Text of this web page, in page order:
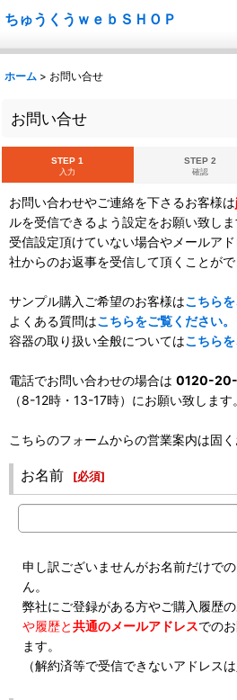
ちゅうくうｗｅｂＳＨＯＰ
ホーム > お問い合せ
お問い合せ
STEP 1
入力
STEP 2
確認
お問い合わせやご連絡を下さるお客様は
ルを受信できるよう設定をお願い致しま
受信設定頂けていない場合やメールア
社からのお返事を受信して頂くことがで
サンプル購入ご希望のお客様はこちらを
よくある質問はこちらをご覧ください。
容器の取り扱い全般についてはこちらを
電話でお問い合わせの場合は 0120-
（8-12時・13-17時）にお願い致します。
こちらのフォームからの営業案内は固く
お名前 [必須]
申し訳ございませんがお名前だけで
ん。
弊社にご登録がある方やご購入履歴
や履歴と共通のメールアドレスでの
ます。
（解約済等で受信できないアドレス